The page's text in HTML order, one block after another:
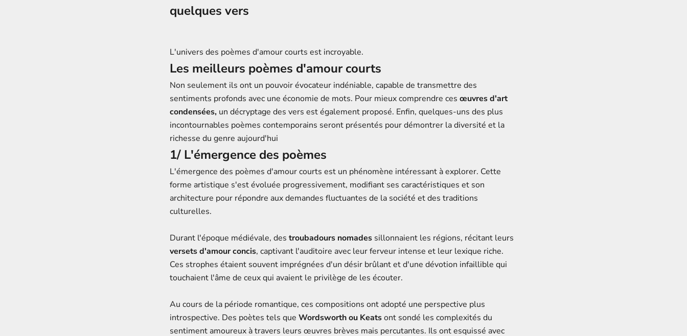
quelques vers
L'univers des poèmes d'amour courts est incroyable.
Les meilleurs poèmes d'amour courts
Non seulement ils ont un pouvoir évocateur indéniable, capable de transmettre des
sentiments profonds avec une économie de mots. Pour mieux comprendre ces œuvres d'art
condensées, un décryptage des vers est également proposé. Enfin, quelques-uns des plus
incontournables poèmes contemporains seront présentés pour démontrer la diversité et la
richesse du genre aujourd'hui
1/ L'émergence des poèmes
L'émergence des poèmes d'amour courts est un phénomène intéressant à explorer. Cette
forme artistique s'est évoluée progressivement, modifiant ses caractéristiques et son
architecture pour répondre aux demandes fluctuantes de la société et des traditions
culturelles.
Durant l'époque médiévale, des troubadours nomades sillonnaient les régions, récitant leurs
versets d'amour concis, captivant l'auditoire avec leur ferveur intense et leur lexique riche.
Ces strophes étaient souvent imprégnées d'un désir brûlant et d'une dévotion infaillible qui
touchaient l'âme de ceux qui avaient le privilège de les écouter.
Au cours de la période romantique, ces compositions ont adopté une perspective plus
introspective. Des poètes tels que Wordsworth ou Keatsont sondé les complexités du
sentiment amoureux à travers leurs œuvres brèves mais percutantes. Ils ont esquissé avec